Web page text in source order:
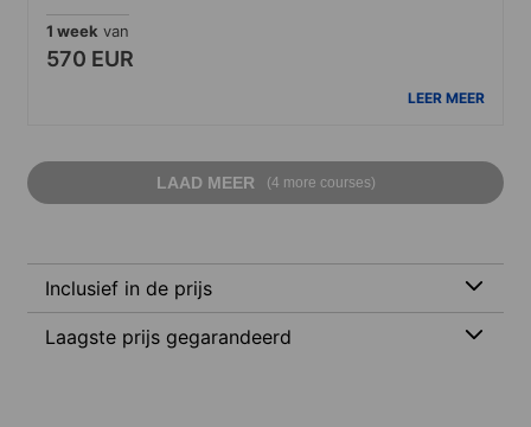
1 week van
570 EUR
LEER MEER
LAAD MEER (4 more courses)
Inclusief in de prijs
Laagste prijs gegarandeerd